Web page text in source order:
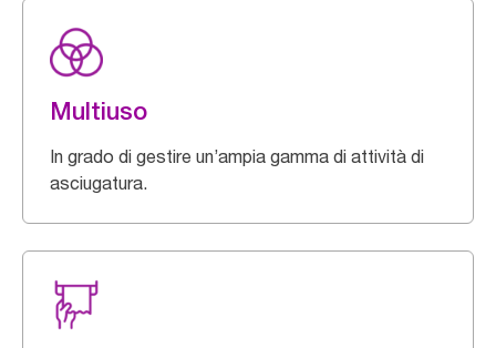
Multiuso
In grado di gestire un’ampia gamma di attività di
asciugatura.